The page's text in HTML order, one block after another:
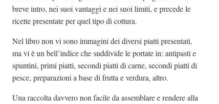
breve intro, nei suoi vantaggi e nei suoi limiti, e precede le
ricette presentate per quel tipo di cottura.
Nel libro non vi sono immagini dei diversi piatti presentati,
ma vi è un bell’indice che suddivide le portate in: antipasti e
spuntini, primi piatti, secondi piatti di carne, secondi piatti di
pesce, preparazioni a base di frutta e verdura, altro.
Una raccolta davvero non facile da assemblare e rendere alla